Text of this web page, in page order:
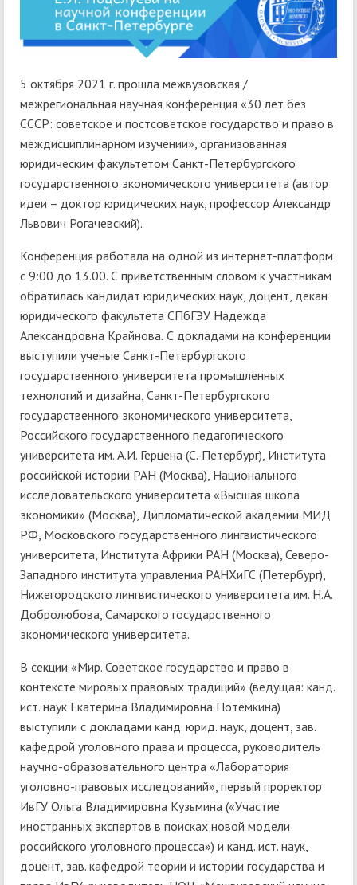
5 октября 2021 г. прошла межвузовская /
межрегиональная научная конференция «30 лет без
СССР: советское и постсоветское государство и право в
междисциплинарном изучении», организованная
юридическим факультетом Санкт-Петербургского
государственного экономического университета (автор
идеи – доктор юридических наук, профессор Александр
Львович Рогачевский).
Конференция работала на одной из интернет-платформ
с 9:00 до 13.00. С приветственным словом к участникам
обратилась кандидат юридических наук, доцент, декан
юридического факультета СПбГЭУ Надежда
Александровна Крайнова. С докладами на конференции
выступили ученые Санкт-Петербургского
государственного университета промышленных
технологий и дизайна, Санкт-Петербургского
государственного экономического университета,
Российского государственного педагогического
университета им. А.И. Герцена (С.-Петербург), Института
российской истории РАН (Москва), Национального
исследовательского университета «Высшая школа
экономики» (Москва), Дипломатической академии МИД
РФ, Московского государственного лингвистического
университета, Института Африки РАН (Москва), Северо-
Западного института управления РАНХиГС (Петербург),
Нижегородского лингвистического университета им. Н.А.
Добролюбова, Самарского государственного
экономического университета.
В секции «Мир. Советское государство и право в
контексте мировых правовых традиций» (ведущая: канд.
ист. наук Екатерина Владимировна Потёмкина)
выступили с докладами канд. юрид. наук, доцент, зав.
кафедрой уголовного права и процесса, руководитель
научно-образовательного центра «Лаборатория
уголовно-правовых исследований», первый проректор
ИвГУ Ольга Владимировна Кузьмина («Участие
иностранных экспертов в поисках новой модели
российского уголовного процесса») и канд. ист. наук,
доцент, зав. кафедрой теории и истории государства и